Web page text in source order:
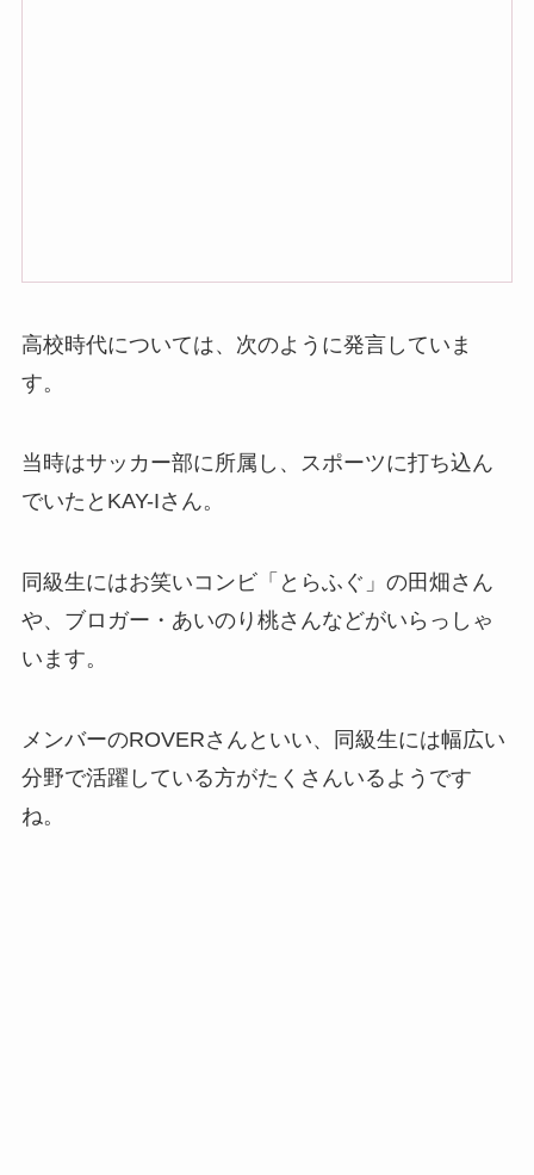
高校時代については、次のように発言していま
す。
当時はサッカー部に所属し、スポーツに打ち込ん
でいたとKAY-Iさん。
同級生にはお笑いコンビ「とらふぐ」の田畑さん
や、ブロガー・あいのり桃さんなどがいらっしゃ
います。
メンバーのROVERさんといい、同級生には幅広い
分野で活躍している方がたくさんいるようです
ね。